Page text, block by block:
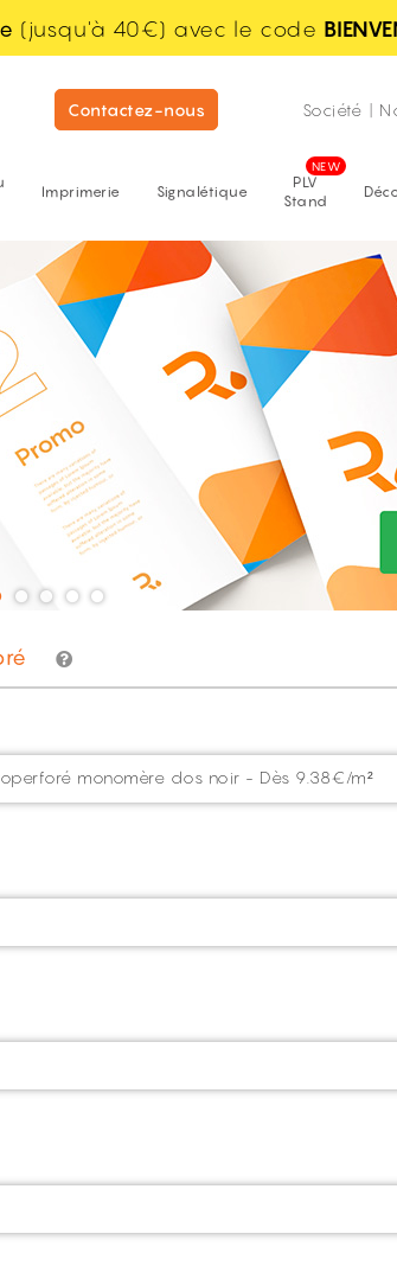
(jusqu'à 40€) avec le code
Contactez-nous Société |
Imprimerie Signalétique
PLV
Stand
monomère dos noir - Dès 9.38€/m²